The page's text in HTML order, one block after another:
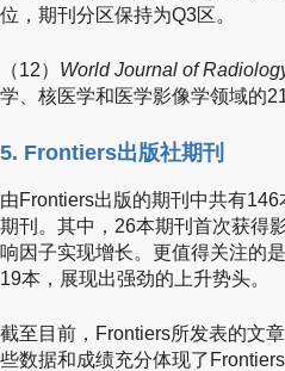
位，期刊分区保持为Q3区。
（12） World Journal of
学、核医学和医学影像学领域的
5. Frontiers出版社期刊
由Frontiers出版的期刊中共有
期刊。其中，26本期刊首次获得
响因子实现增长。更值得关注的
19本，展现出强劲的上升势头。
截至目前，Frontiers所发表的文
些数据和成绩充分体现了